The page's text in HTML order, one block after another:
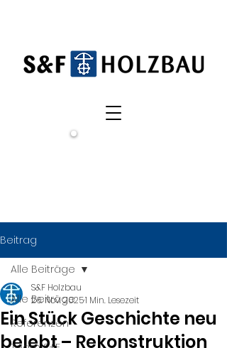
Beitrag
Alle Beiträge
Referenzen
Alle Beiträge
Ein Stück Geschichte neu
belebt – Rekonstruktion
S&F Holzbau
26. Nov. 20251 Min. Lesezeit